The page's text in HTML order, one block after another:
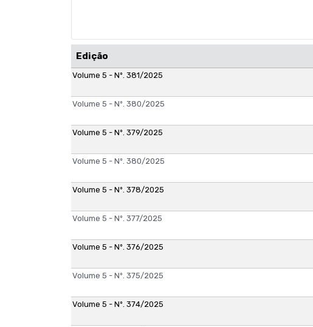
Edição
Volume 5 - Nº. 381/2025
Volume 5 - Nº. 380/2025
Volume 5 - Nº. 379/2025
Volume 5 - Nº. 380/2025
Volume 5 - Nº. 378/2025
Volume 5 - Nº. 377/2025
Volume 5 - Nº. 376/2025
Volume 5 - Nº. 375/2025
Volume 5 - Nº. 374/2025